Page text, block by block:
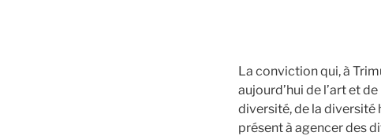
La conviction qui, à
aujourd’hui de l’art et
diversité, de la diversité
présent à agencer des